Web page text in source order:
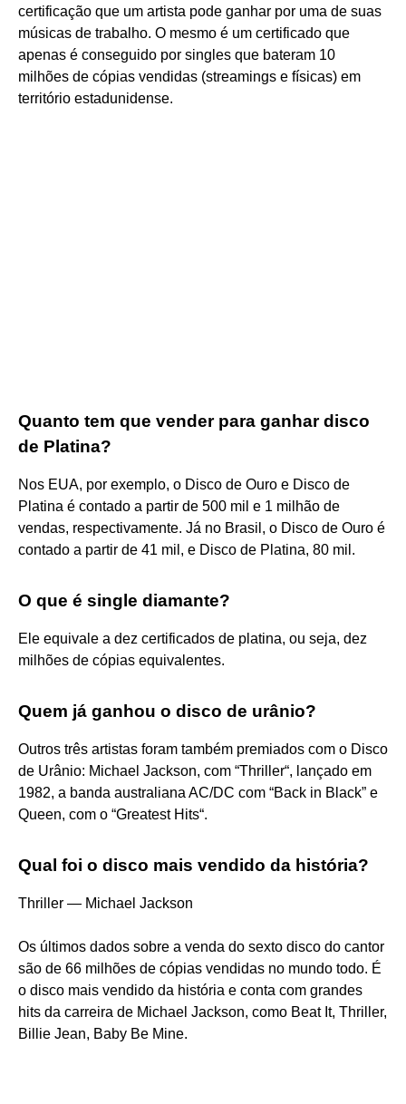
certificação que um artista pode ganhar por uma de suas
músicas de trabalho. O mesmo é um certificado que
apenas é conseguido por singles que bateram 10
milhões de cópias vendidas (streamings e físicas) em
território estadunidense.
Quanto tem que vender para ganhar disco
de Platina?
Nos EUA, por exemplo, o Disco de Ouro e Disco de
Platina é contado a partir de 500 mil e 1 milhão de
vendas, respectivamente. Já no Brasil, o Disco de Ouro é
contado a partir de 41 mil, e Disco de Platina, 80 mil.
O que é single diamante?
Ele equivale a dez certificados de platina, ou seja, dez
milhões de cópias equivalentes.
Quem já ganhou o disco de urânio?
Outros três artistas foram também premiados com o Disco
de Urânio: Michael Jackson, com “Thriller“, lançado em
1982, a banda australiana AC/DC com “Back in Black” e
Queen, com o “Greatest Hits“.
Qual foi o disco mais vendido da história?
Thriller — Michael Jackson
Os últimos dados sobre a venda do sexto disco do cantor
são de 66 milhões de cópias vendidas no mundo todo. É
o disco mais vendido da história e conta com grandes
hits da carreira de Michael Jackson, como Beat It, Thriller,
Billie Jean, Baby Be Mine.